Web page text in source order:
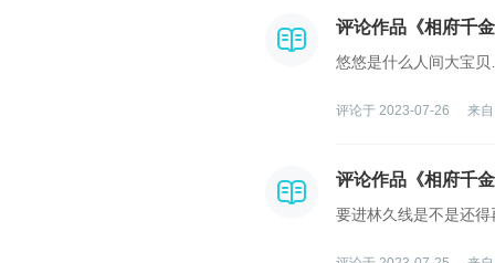
评论作品《相府千
悠悠是什么人间大宝
评论于 2023-07-26 来
评论作品《相府千
要进林久线是不是还